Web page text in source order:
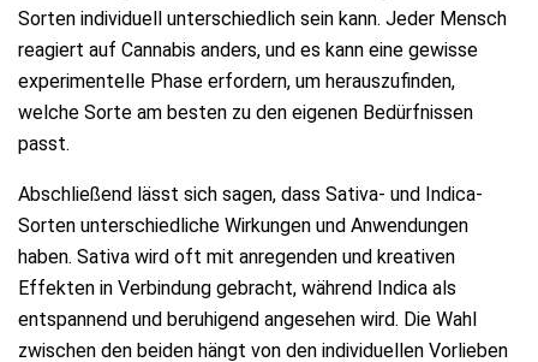
Sorten individuell unterschiedlich sein kann. Jeder Mensch
reagiert auf Cannabis anders, und es kann eine gewisse
experimentelle Phase erfordern, um herauszufinden,
welche Sorte am besten zu den eigenen Bedürfnissen
passt.
Abschließend lässt sich sagen, dass Sativa- und Indica-
Sorten unterschiedliche Wirkungen und Anwendungen
haben. Sativa wird oft mit anregenden und kreativen
Effekten in Verbindung gebracht, während Indica als
entspannend und beruhigend angesehen wird. Die Wahl
zwischen den beiden hängt von den individuellen Vorlieben